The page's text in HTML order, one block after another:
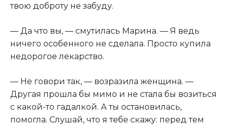
твою доброту не забуду.
— Да что вы, — смутилась Марина. — Я ведь
ничего особенного не сделала. Просто купила
недорогое лекарство.
— Не говори так, — возразила женщина. —
Другая прошла бы мимо и не стала бы возиться
с какой-то гадалкой. А ты остановилась,
помогла. Слушай, что я тебе скажу: перед тем